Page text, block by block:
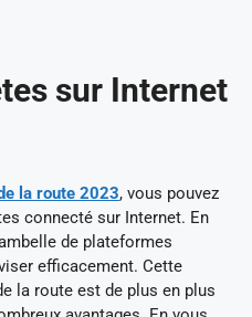
sur Internet
la route 2023, vous pouvez
connecté sur Internet. En
de plateformes
efficacement. Cette
la route est de plus en plus